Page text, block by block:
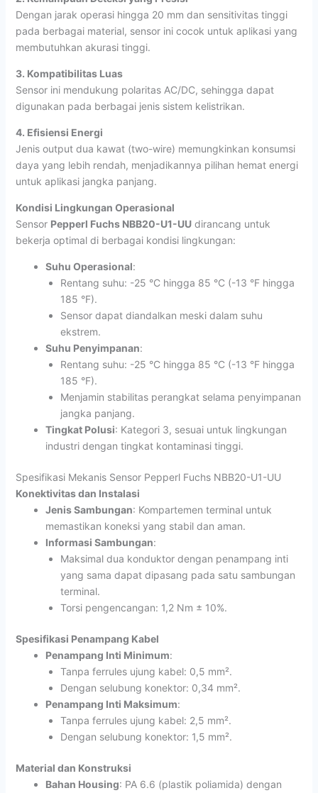
Dengan jarak operasi hingga 20 mm dan sensitivitas tinggi
pada berbagai material, sensor ini cocok untuk aplikasi yang
membutuhkan akurasi tinggi.
3. Kompatibilitas Luas
Sensor ini mendukung polaritas AC/DC, sehingga dapat
digunakan pada berbagai jenis sistem kelistrikan.
4. Efisiensi Energi
Jenis output dua kawat (two-wire) memungkinkan konsumsi
daya yang lebih rendah, menjadikannya pilihan hemat energi
untuk aplikasi jangka panjang.
Kondisi Lingkungan Operasional
Sensor Pepperl Fuchs NBB20-U1-UUdirancang untuk
bekerja optimal di berbagai kondisi lingkungan:
Suhu Operasional:
Rentang suhu: -25 °C hingga 85 °C (-13 °F hingga
185 °F).
Sensor dapat diandalkan meski dalam suhu
ekstrem.
Suhu Penyimpanan:
Rentang suhu: -25 °C hingga 85 °C (-13 °F hingga
185 °F).
Menjamin stabilitas perangkat selama penyimpanan
jangka panjang.
Tingkat Polusi: Kategori 3, sesuai untuk lingkungan
industri dengan tingkat kontaminasi tinggi.
Spesifikasi Mekanis Sensor Pepperl Fuchs NBB20-U1-UU
Konektivitas dan Instalasi
Jenis Sambungan: Kompartemen terminal untuk
memastikan koneksi yang stabil dan aman.
Informasi Sambungan:
Maksimal dua konduktor dengan penampang inti
yang sama dapat dipasang pada satu sambungan
terminal.
Torsi pengencangan: 1,2 Nm ± 10%.
Spesifikasi Penampang Kabel
Penampang Inti Minimum:
Tanpa ferrules ujung kabel: 0,5 mm².
Dengan selubung konektor: 0,34 mm².
Penampang Inti Maksimum:
Tanpa ferrules ujung kabel: 2,5 mm².
Dengan selubung konektor: 1,5 mm².
Material dan Konstruksi
Bahan Housing: PA 6.6 (plastik poliamida) dengan